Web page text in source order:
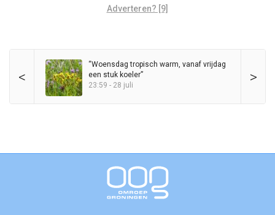
Adverteren? [9]
< >
“Woensdag tropisch warm, vanaf vrijdag
een stuk koeler”
23:59 - 28 juli